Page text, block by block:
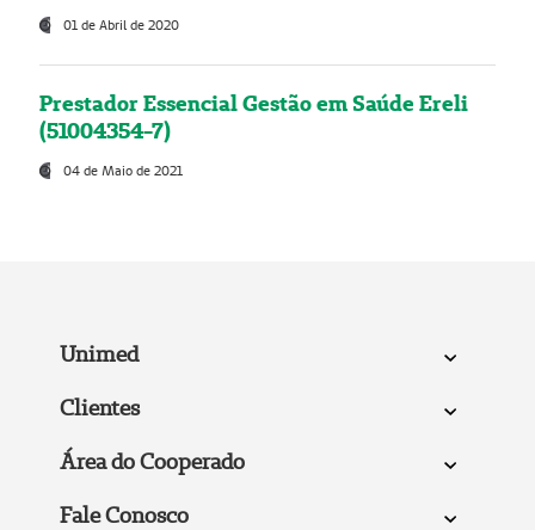
01 de Abril de 2020
Prestador Essencial Gestão em Saúde Ereli
(51004354-7)
04 de Maio de 2021
Unimed
Clientes
Área do Cooperado
Fale Conosco